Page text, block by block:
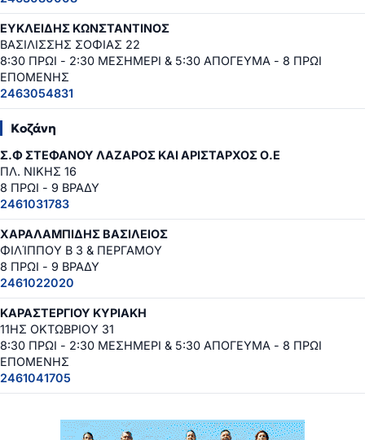
ΕΥΚΛΕΙΔΗΣ ΚΩΝΣΤΑΝΤΙΝΟΣ
ΒΑΣΙΛΙΣΣΗΣ ΣΟΦΙΑΣ 22
8:30 ΠΡΩΙ - 2:30 ΜΕΣΗΜΕΡΙ & 5:30 ΑΠΟΓΕΥΜΑ - 8 ΠΡΩΙ
ΕΠΟΜΕΝΗΣ
2463054831
Κοζάνη
Σ.Φ ΣΤΕΦΑΝΟΥ ΛΑΖΑΡΟΣ ΚΑΙ ΑΡΙΣΤΑΡΧΟΣ Ο.Ε
ΠΛ. ΝΙΚΗΣ 16
8 ΠΡΩΙ - 9 ΒΡΑΔΥ
2461031783
ΧΑΡΑΛΑΜΠΙΔΗΣ ΒΑΣΙΛΕΙΟΣ
ΦΙΛΊΠΠΟΥ Β 3 & ΠΕΡΓΑΜΟΥ
8 ΠΡΩΙ - 9 ΒΡΑΔΥ
2461022020
ΚΑΡΑΣΤΕΡΓΙΟΥ ΚΥΡΙΑΚΗ
11ΗΣ ΟΚΤΩΒΡΙΟΥ 31
8:30 ΠΡΩΙ - 2:30 ΜΕΣΗΜΕΡΙ & 5:30 ΑΠΟΓΕΥΜΑ - 8 ΠΡΩΙ
ΕΠΟΜΕΝΗΣ
2461041705